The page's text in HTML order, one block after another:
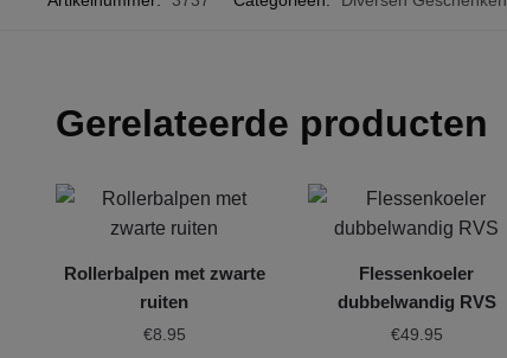
Gerelateerde producten
Rollerbalpen met zwarte
ruiten
€8.95
Flessenkoeler
dubbelwandig RVS
€49.95